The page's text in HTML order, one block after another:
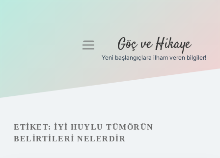
Gizlilik Politikası
Hakkımızda
menüyü
Göç ve Hikaye
Yeni başlangıçlara ilham veren bilgiler!
ETIKET: İYI HUYLU TÜMÖRÜN
BELIRTILERI NELERDIR